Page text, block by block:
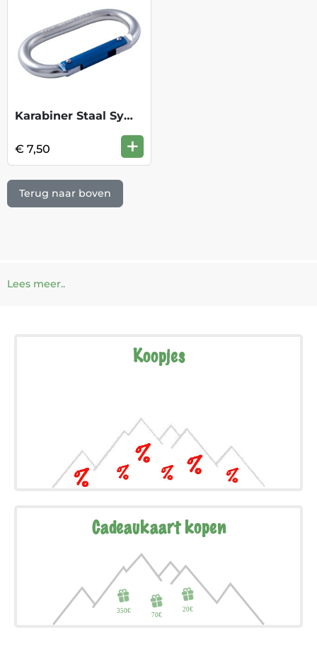
Karabiner Staal Symmetrisch
€ 7,50 +
Terug naar boven
Lees meer..
Koopjes
Cadeaukaart kopen